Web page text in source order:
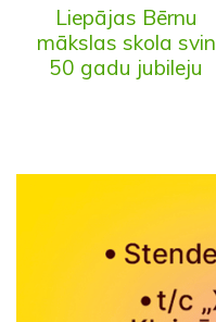
Liepājas Bērnu
mākslas skola svin
50 gadu jubileju